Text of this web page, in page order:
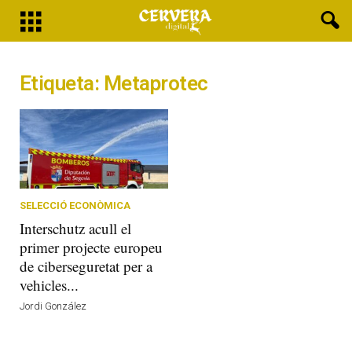
Etiqueta: Metaprotec
SELECCIÓ ECONÒMICA
Interschutz acull el
primer projecte europeu
de ciberseguretat per a
vehicles...
Jordi González